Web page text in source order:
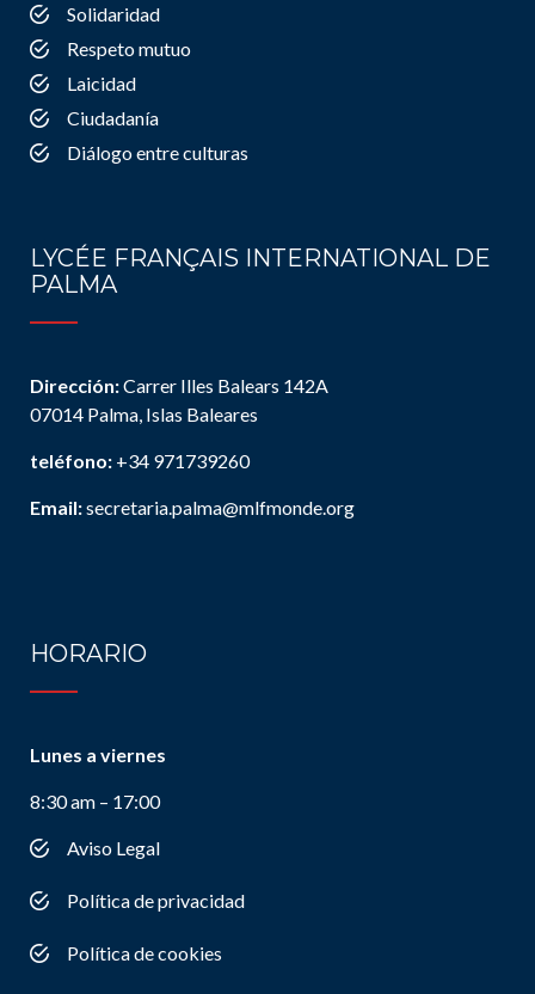
Solidaridad
Respeto mutuo
Laicidad
Ciudadanía
Diálogo entre culturas
LYCÉE FRANÇAIS INTERNATIONAL DE
PALMA
Dirección:Carrer Illes Balears 142A
07014 Palma, Islas Baleares
teléfono: +34 971739260
Email:secretaria.palma@mlfmonde.org
HORARIO
Lunes a viernes
8:30 am – 17:00
Aviso Legal
Política de privacidad
Política de cookies